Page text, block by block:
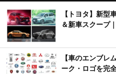
【トヨタ】新型
＆新車スクープ
【車のエンブレ
ーク・ロゴを完